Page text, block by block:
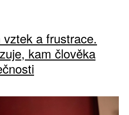
a frustrace.
kam člověka